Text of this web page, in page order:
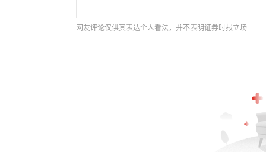
网友评论仅供其表达个人看法，并不表明证券时报立场